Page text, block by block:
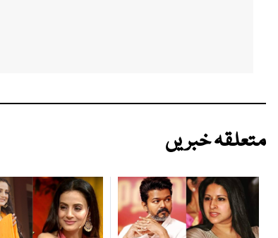
متعلقہ خبریں